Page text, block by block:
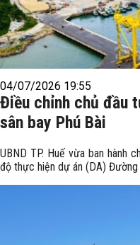
04/07/2026 19:55
Điều chỉnh chủ đầu
sân bay Phú Bài
UBND TP. Huế vừa ban hành
độ thực hiện dự án (DA) Đường